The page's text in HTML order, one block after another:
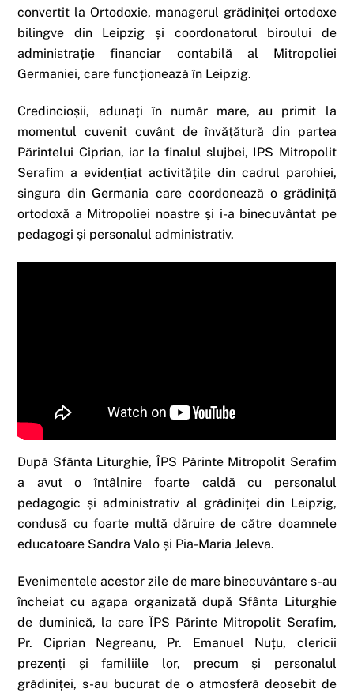
convertit la Ortodoxie, managerul grădiniței ortodoxe
bilingve din Leipzig și coordonatorul biroului de
administrație financiar contabilă al Mitropoliei
Germaniei, care funcționează în Leipzig.
Credincioșii, adunați în număr mare, au primit la
momentul cuvenit cuvânt de învățătură din partea
Părintelui Ciprian, iar la finalul slujbei, IPS Mitropolit
Serafim a evidențiat activitățile din cadrul parohiei,
singura din Germania care coordonează o grădiniță
ortodoxă a Mitropoliei noastre și i-a binecuvântat pe
pedagogi și personalul administrativ.
După Sfânta Liturghie, ÎPS Părinte Mitropolit Serafim
a avut o întâlnire foarte caldă cu personalul
pedagogic și administrativ al grădiniței din Leipzig,
condusă cu foarte multă dăruire de către doamnele
educatoare Sandra Valo și Pia-Maria Jeleva.
Evenimentele acestor zile de mare binecuvântare s-au
încheiat cu agapa organizată după Sfânta Liturghie
de duminică, la care ÎPS Părinte Mitropolit Serafim,
Pr. Ciprian Negreanu, Pr. Emanuel Nuțu, clericii
prezenți și familiile lor, precum și personalul
grădiniței, s-au bucurat de o atmosferă deosebit de